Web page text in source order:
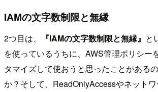
IAMの文字数制限と無縁
2つ目は、 『IAMの文字数制限と無縁』 と
を使っているうちに、AWS管理ポリシー
タマイズして使おうと思ったことがある
か？そして、ReadOnlyAccessやネット